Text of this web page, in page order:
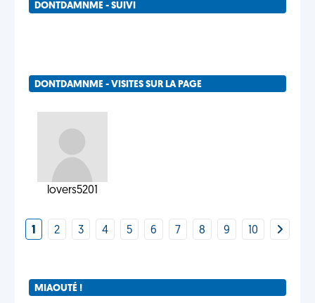
DONTDAMNME - SUIVI
DONTDAMNME - VISITES SUR LA PAGE
lovers5201
1 2 3 4 5 6 7 8 9 10
MIAOUTÉ !